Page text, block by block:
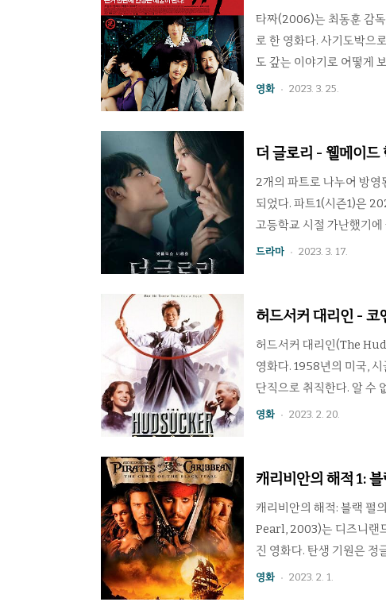
타짜(2006)는 최동훈 감
로 한 영화다. 사기도박으
도 갚는 이야기로 어떻게
한 연출에 조승우, 김혜수,
쉽게 이해할 수 있게 연출
영화 2023. 3. 25.
더 글로리 - 웰메이드
2개의 파트로 나누어 방
되었다. 파트1(시즌1)은
고등학교 시절 가난했기
동은은 18년간 준비하여
자를 효과적으로 설득한다
드라마 2023. 3. 17.
허드서커 대리인 - 코
허드서커 대리인(The
영화다. 1958년의 미국,
단직으로 취직한다. 알 수
요했던 회사의 중역 시드
훌라후프는 대히트를 치면
영화 2023. 2. 20.
캐리비안의 해적 1:
은?
캐리비안의 해적: 블랙
Pearl, 2003)는 디즈니랜
진 영화다. 탄생 기원은 정
때가 대부분이었고 주역이
영화 2023. 2. 1.